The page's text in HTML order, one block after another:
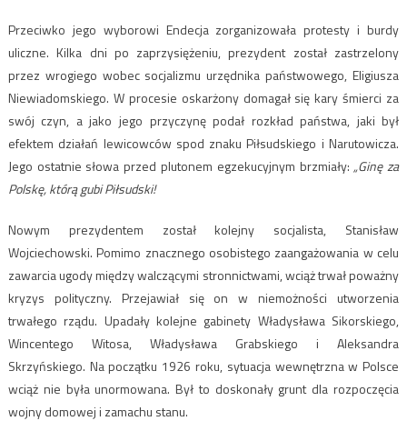
Przeciwko jego wyborowi Endecja zorganizowała protesty i burdy
uliczne. Kilka dni po zaprzysiężeniu, prezydent został zastrzelony
przez wrogiego wobec socjalizmu urzędnika państwowego, Eligiusza
Niewiadomskiego. W procesie oskarżony domagał się kary śmierci za
swój czyn, a jako jego przyczynę podał rozkład państwa, jaki był
efektem działań lewicowców spod znaku Piłsudskiego i Narutowicza.
Jego ostatnie słowa przed plutonem egzekucyjnym brzmiały:„Ginę za
Polskę, którą gubi Piłsudski!
Nowym prezydentem został kolejny socjalista, Stanisław
Wojciechowski. Pomimo znacznego osobistego zaangażowania w celu
zawarcia ugody między walczącymi stronnictwami, wciąż trwał poważny
kryzys polityczny. Przejawiał się on w niemożności utworzenia
trwałego rządu. Upadały kolejne gabinety Władysława Sikorskiego,
Wincentego Witosa, Władysława Grabskiego i Aleksandra
Skrzyńskiego. Na początku 1926 roku, sytuacja wewnętrzna w Polsce
wciąż nie była unormowana. Był to doskonały grunt dla rozpoczęcia
wojny domowej i zamachu stanu.